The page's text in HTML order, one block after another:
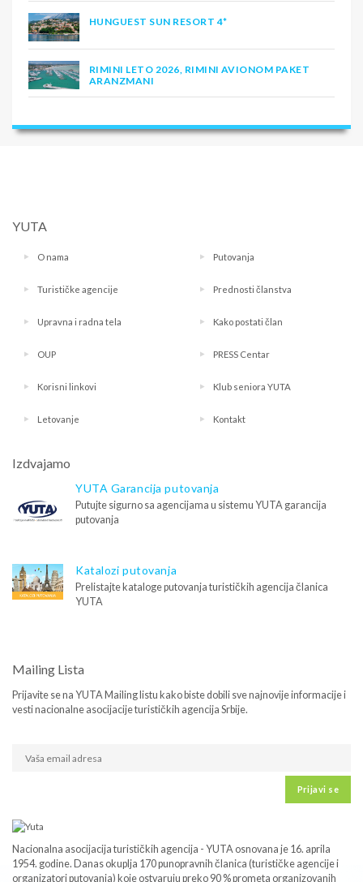
HUNGUEST SUN RESORT 4*
RIMINI LETO 2026, RIMINI AVIONOM PAKET
ARANZMANI
YUTA
O nama Putovanja
Turističke agencije Prednosti članstva
Upravna i radna tela Kako postati član
OUP PRESS Centar
Korisni linkovi Klub seniora YUTA
Letovanje Kontakt
Izdvajamo
YUTA Garancija putovanja
Putujte sigurno sa agencijama u sistemu YUTA garancija
putovanja
Katalozi putovanja
Prelistajte kataloge putovanja turističkih agencija članica
YUTA
Mailing Lista
Prijavite se na YUTA Mailing listu kako biste dobili sve najnovije informacije i
vesti nacionalne asocijacije turističkih agencija Srbije.
Prijavi se
Nacionalna asocijacija turističkih agencija - YUTA osnovana je 16. aprila
1954. godine. Danas okuplja 170 punopravnih članica (turističke agencije i
organizatori putovanja) koje ostvaruju preko 90 % prometa organizovanih